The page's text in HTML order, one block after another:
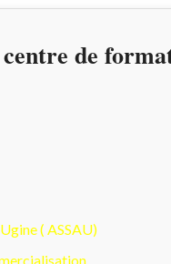
de
( ASSAU)